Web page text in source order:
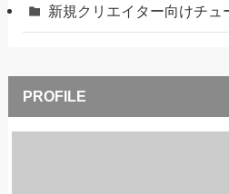
新規クリエイター向けチュ